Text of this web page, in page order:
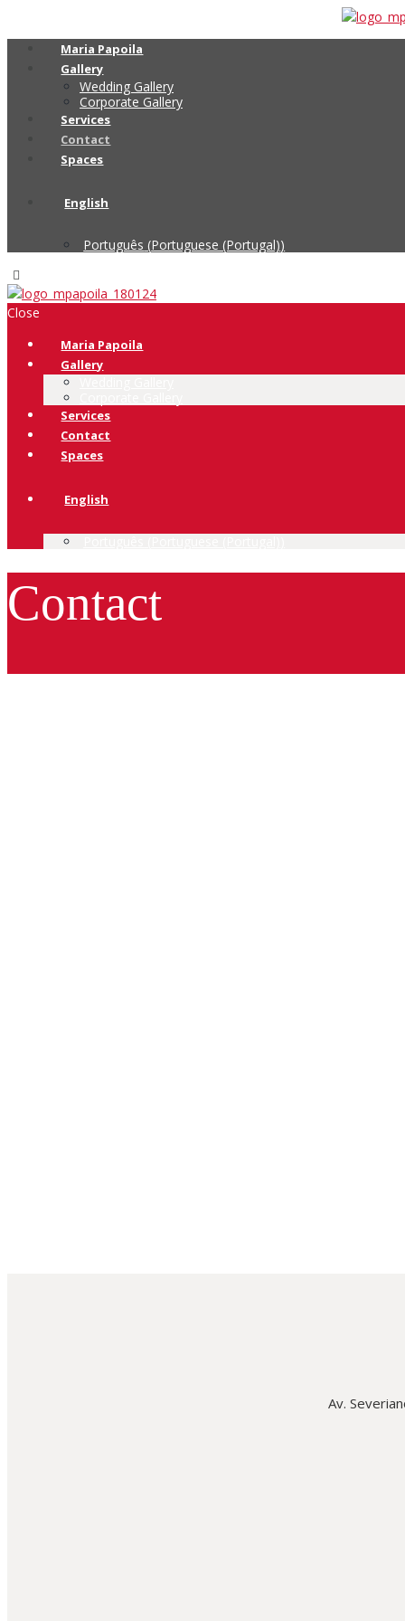
Maria Papoila
Gallery
Wedding Gallery
Corporate Gallery
Services
Contact
Spaces
English
Português (Portuguese (Portugal))
Close
Maria Papoila
Gallery
Services
Contact
Spaces
English
Contact
Av.